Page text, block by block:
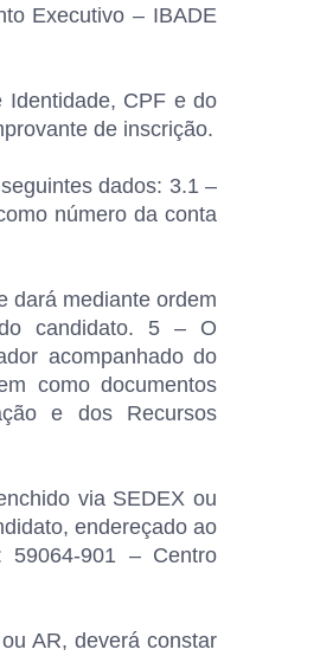
Executivo – IBADE
Identidade, CPF e do
de inscrição.
dados: 3.1 –
número da conta
dará mediante ordem
candidato. 5 – O
acompanhado do
como documentos
e dos Recursos
via SEDEX ou
endereçado ao
59064-901 – Centro
AR, deverá constar